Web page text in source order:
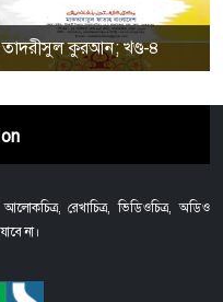
তাদরীসুল কুরআন; খণ্ড-৪
রেখাচিত্র, ভিডিওচিত্র, অডিও
না।